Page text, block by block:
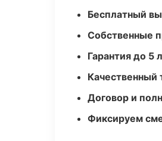
Бесплатный
Собственные
Гарантия до 5
Качественный
Договор и
Фиксируем